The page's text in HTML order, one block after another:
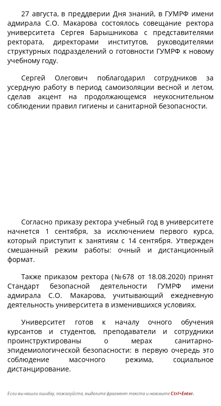
27 августа, в преддверии Дня знаний, в ГУМРФ имени
адмирала С.О. Макарова состоялось совещание ректора
университета Сергея Барышникова с представителями
ректората, директорами институтов, руководителями
структурных подразделений о готовности ГУМРФ к новому
учебному году.
Сергей Олегович поблагодарил сотрудников за
усердную работу в период самоизоляции весной и летом,
сделав акцент на продолжающемся неукоснительном
соблюдении правил гигиены и санитарной безопасности.
Согласно приказу ректора учебный год в университете
начнется 1 сентября, за исключением первого курса,
который приступит к занятиям с 14 сентября. Утвержден
смешанный режим работы: очный и дистанционный
формат.
Также приказом ректора (№678 от 18.08.2020) принят
Стандарт безопасной деятельности ГУМРФ имени
адмирала С.О. Макарова, учитывающий ежедневную
деятельность университета в изменившихся условиях.
Университет готов к началу очного обучения
курсантов и студентов, преподаватели и сотрудники
проинструктированы о мерах санитарно-
эпидемиологической безопасности: в первую очередь это
соблюдение масочного режима, социальное
дистанцирование.
Если вы нашли ошибку, пожалуйста, выделите фрагмент текста и нажмитеCtrl+Enter.